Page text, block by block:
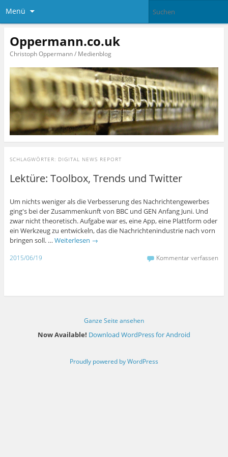
Menü
Oppermann.co.uk
Christoph Oppermann / Medienblog
SCHLAGWÖRTER: DIGITAL NEWS REPORT
Lektüre: Toolbox, Trends und Twitter
Um nichts weniger als die Verbesserung des Nachrichtengewerbes
ging's bei der Zusammenkunft von BBC und GEN Anfang Juni. Und
zwar nicht theoretisch. Aufgabe war es, eine App, eine Plattform oder
ein Werkzeug zu entwickeln, das die Nachrichtenindustrie nach vorn
bringen soll. … Weiterlesen →
2015/06/19 Kommentar verfassen
Ganze Seite ansehen
Now Available! Download WordPress for Android
Proudly powered by WordPress